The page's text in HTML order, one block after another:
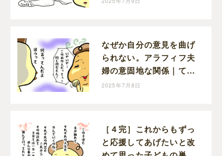
なぜか自分の意見を曲げ
られない。アラフィフ夫
婦の意固地な関係｜てる
子の育児日記
2025年7月8日
［４完］これからもずっ
と応援してあげたいと改